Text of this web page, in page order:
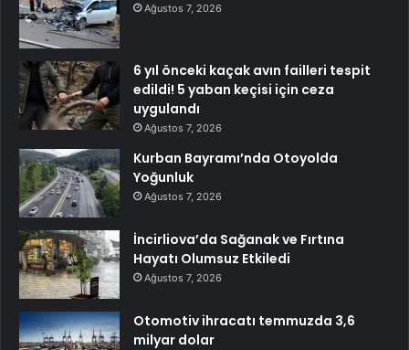
Ağustos 7, 2026
6 yıl önceki kaçak avın failleri tespit
edildi! 5 yaban keçisi için ceza
uygulandı
Ağustos 7, 2026
Kurban Bayramı’nda Otoyolda
Yoğunluk
Ağustos 7, 2026
İncirliova’da Sağanak ve Fırtına
Hayatı Olumsuz Etkiledi
Ağustos 7, 2026
Otomotiv ihracatı temmuzda 3,6
milyar dolar